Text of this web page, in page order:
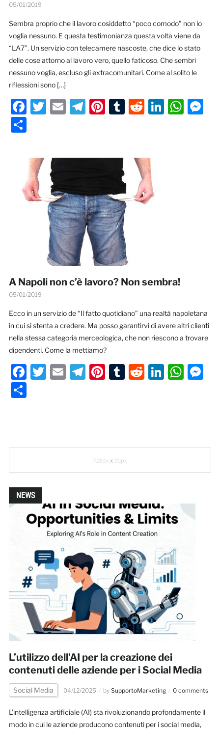
05/01/2019
Sembra proprio che il lavoro cosiddetto “poco comodo” non lo
voglia nessuno. E questa testimonianza questa volta viene da
“LA7”. Un servizio con telecamere nascoste, che dice lo stato
delle cose attorno al lavoro vero, quello faticoso. Che sembri
nessuno voglia, escluso gli extracomunitari. Come al solito le
riflessioni sono […]
Facebook
Twitter
EmailTelegram
Pinterest
Tumblr
Reddit
Condividi
A Napoli non c’è lavoro? Non sembra!
05/01/2019
Ecco in un servizio de “Il fatto quotidiano” una realtà napoletana
in cui si stenta a credere. Ma posso garantirvi di avere altri clienti
nella stessa categoria merceologica, che non riescono a trovare
dipendenti. Come la mettiamo?
Facebook
Twitter
EmailTelegram
Pinterest
Tumblr
Reddit
Condividi
NEWS
L’utilizzo dell’AI per la creazione dei
contenuti delle aziende per i Social Media
Social Media 04/12/2025 by SupportoMarketing 0 comments
L’intelligenza artificiale (AI) sta rivoluzionando profondamente il
modo in cui le aziende producono contenuti per i social media,